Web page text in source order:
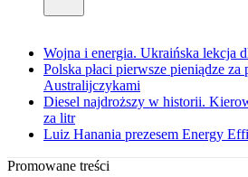
Wojna i energia. Ukraińska lekcja
Polska płaci pierwsze pieniądze
Australijczykami
Diesel najdroższy w historii.
za litr
Luiz Hanania prezesem Energy
Promowane treści